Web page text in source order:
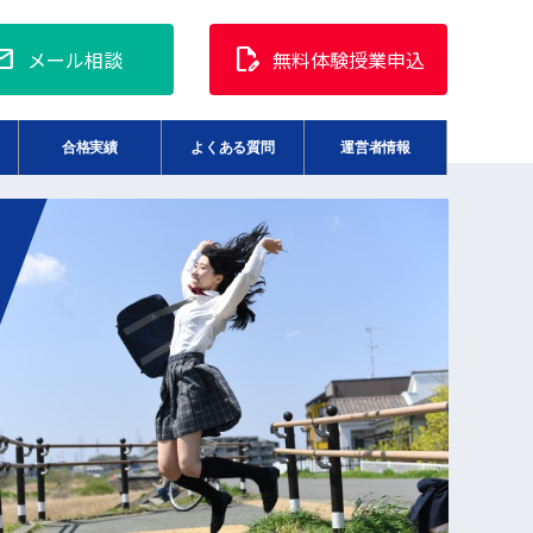
メール相談 edit_document 無料体験授業申込
合格実績 よくある質問 運営者情報